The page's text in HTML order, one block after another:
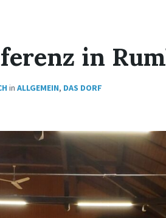
in
in ALLGEMEIN, DAS DORF